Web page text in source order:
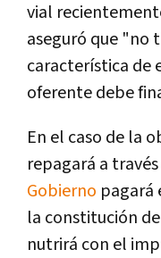
vial
aseguró que "no
caracterí­stica de
oferente debe
En el caso de la
repagará a
Gobierno pagará
la constitución
nutrirá con el